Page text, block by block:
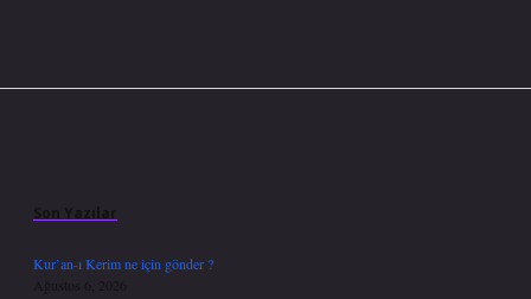
Son Yazılar
Kur’an-ı Kerim ne için gönder ?
Ağustos 6, 2026